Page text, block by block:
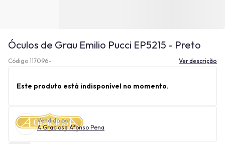
Óculos de Grau Emilio Pucci EP5215 - Preto
Código 117096- Ver descrição
Este produto está indisponível no momento.
Vendido por
A Graciosa Afonso Pena